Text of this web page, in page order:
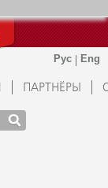
ПАРТНЁРЫ